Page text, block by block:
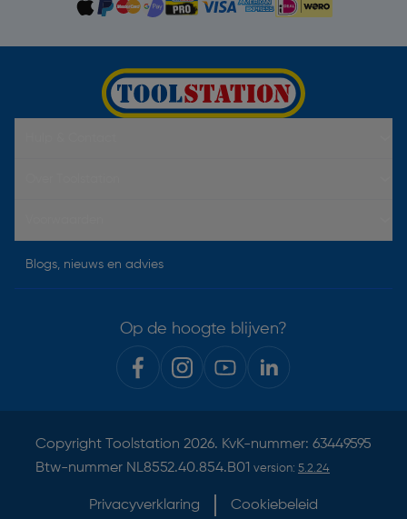
Blogs, nieuws en advies
Op de hoogte blijven?
Copyright Toolstation 2026. KvK-nummer: 63449595
Btw-nummer NL8552.40.854.B01 version: 5.2.24
Privacyverklaring Cookiebeleid